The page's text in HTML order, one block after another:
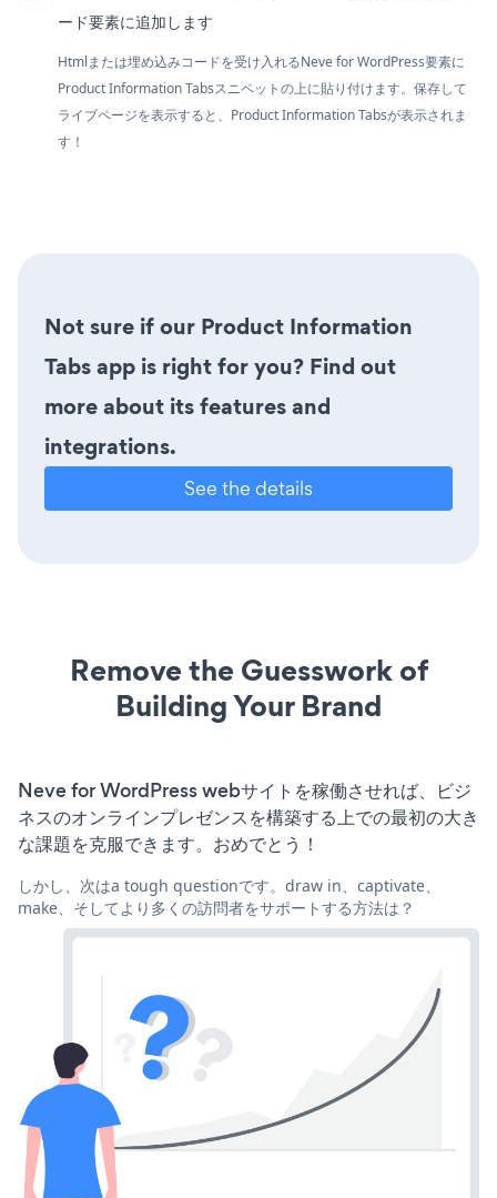
ード要素に追加します
Htmlまたは埋め込みコードを受け入れるNeve for WordPress要素に
Product Information Tabsスニペットの上に貼り付けます。保存して
ライブページを表示すると、Product Information Tabsが表示されま
す！
Not sure if our Product Information
Tabs app is right for you? Find out
more about its features and
integrations.
See the details
Remove the Guesswork of
Building Your Brand
Neve for WordPress webサイトを稼働させれば、ビジ
ネスのオンラインプレゼンスを構築する上での最初の大き
な課題を克服できます。おめでとう！
しかし、次はa tough questionです。draw in、captivate、
make、そしてより多くの訪問者をサポートする方法は？